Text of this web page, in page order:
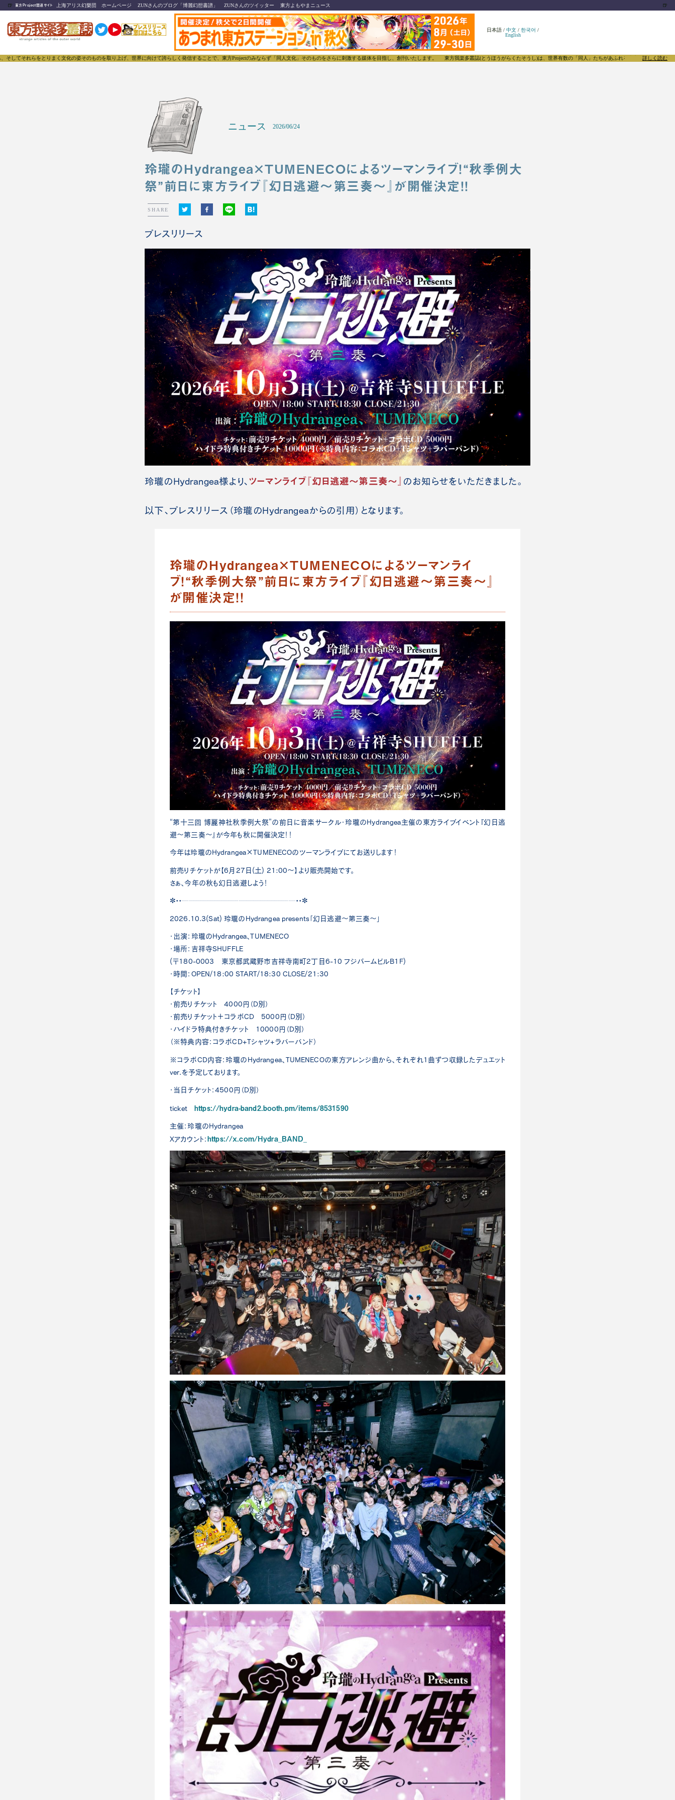
🍺 東方Project関連サイト 上海アリス幻樂団 ホームページ ZUNさんのブログ「博麗幻想書譜」 ZUNさんのツイッター 東方よもやまニュース 🍺
日本語 /中文 /한국어 /
English
文化の姿そのものを取り上げ、世界に向けて誇らしく発信することで、東方Projectのみならず「同人文化」そのものをさらに刺激する媒体を目指し、創刊いたします。 東方我楽多叢誌(とうほうがらくたそうし)は、世界有数の「同人」たちがあふれる東方Projectについて発信するメディア
詳しく読む
ニュース 2026/06/24
玲瓏のHydrangea×TUMENECOによるツーマンライブ！“秋季例大
祭”前日に東方ライブ『幻日逃避～第三奏～』が開催決定！！
SHARE
プレスリリース
玲瓏のHydrangea様より、 ツーマンライブ『幻日逃避～第三奏～』 のお知らせをいただきました。
以下、プレスリリース（玲瓏のHydrangeaからの引用）となります。
玲瓏のHydrangea×TUMENECOによるツーマンライ
ブ！“秋季例大祭”前日に東方ライブ『幻日逃避～第三奏～』
が開催決定！！
“第十三回 博麗神社秋季例大祭”の前日に音楽サークル・玲瓏のHydrangea主催の東方ライブイベント『幻日逃
避～第三奏～』が今年も秋に開催決定！！
今年は玲瓏のHydrangea×TUMENECOのツーマンライブにてお送りします！
前売りチケットが【6月27日(土) 21:00～】より販売開始です。
さぁ、今年の秋も幻日逃避しよう！
✼••┈┈┈┈┈┈┈┈┈┈┈┈┈┈┈┈••✼
2026.10.3(Sat) 玲瓏のHydrangea presents「幻日逃避～第三奏～」
・出演：玲瓏のHydrangea、TUMENECO
・場所：吉祥寺SHUFFLE
(〒180-0003 東京都武蔵野市吉祥寺南町2丁目6-10 フジパームビルB1F)
・時間：OPEN/18:00 START/18:30 CLOSE/21:30
【チケット】
・前売りチケット 4000円（D別）
・前売りチケット＋コラボCD 5000円（D別）
・ハイドラ特典付きチケット 10000円（D別）
（※特典内容：コラボCD+Tシャツ+ラバーバンド）
※コラボCD内容：玲瓏のHydrangea、TUMENECOの東方アレンジ曲から、それぞれ1曲ずつ収録したデュエット
ver.を予定しております。
・当日チケット：4500円（D別）
ticket https://hydra-band2.booth.pm/items/8531590
主催：玲瓏のHydrangea
Xアカウント： https://x.com/Hydra_BAND_